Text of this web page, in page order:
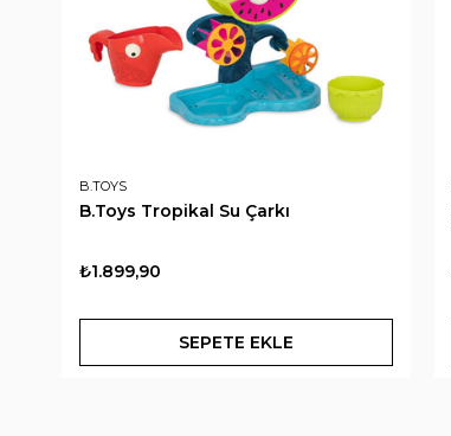
B.TOYS
B.Toys Tropikal Su Çarkı
₺1.899,90
SEPETE EKLE